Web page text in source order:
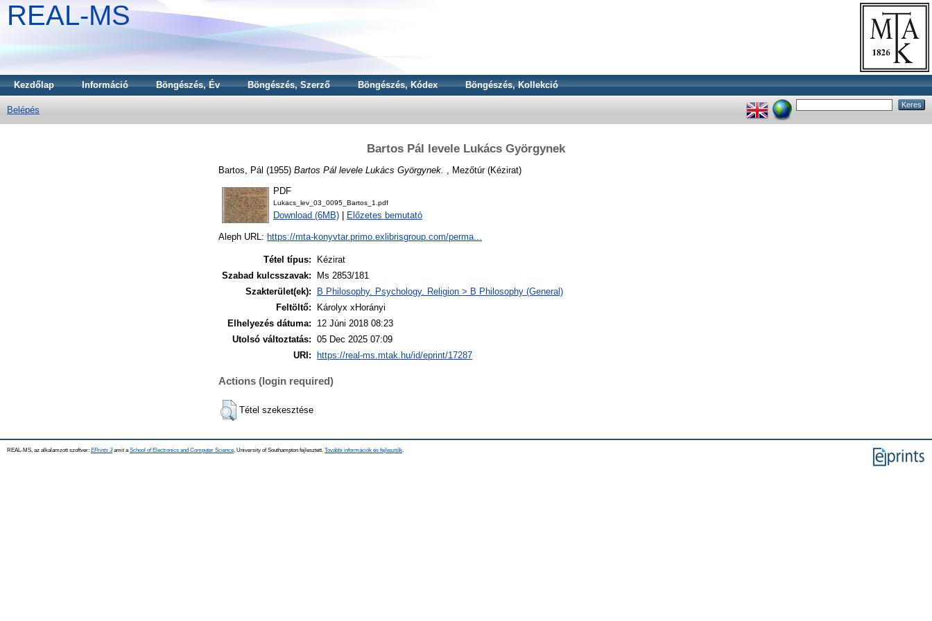
REAL-MS
Kezdőlap Információ Böngészés, Év Böngészés, Szerző Böngészés, Kódex Böngészés, Kollekció
Belépés
Bartos Pál levele Lukács Györgynek
Bartos, Pál (1955) Bartos Pál levele Lukács Györgynek. , Mezőtúr (Kézirat)
PDF
Lukacs_lev_03_0095_Bartos_1.pdf
Download (6MB) Előzetes bemutató
Aleph URL: https://mta-konyvtar.primo.exlibrisgroup.com/perma...
Tétel típus:
Kézirat
Szabad kulcsszavak:
Ms 2853/181
Szakterület(ek):
B Philosophy. Psychology. Religion > B Philosophy (General)
Feltöltő:
Károlyx xHorányi
Elhelyezés dátuma:
12 Júni 2018 08:23
Utolsó változtatás: 05 Dec 2025 07:09
URI:
https://real-ms.mtak.hu/id/eprint/17287
Actions (login required)
Tétel szekesztése
REAL-MS, az alkalamzott szoftver: EPrints 3amit a School of Electronics and Computer Science , University of Southampton fejlesztett. További információk és fejlesztők